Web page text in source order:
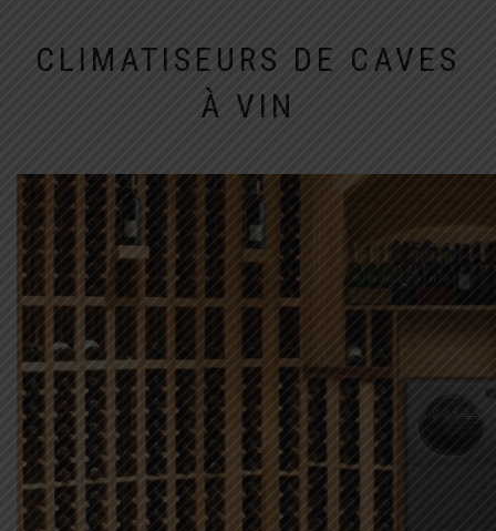
CLIMATISEURS DE CAVES
À VIN